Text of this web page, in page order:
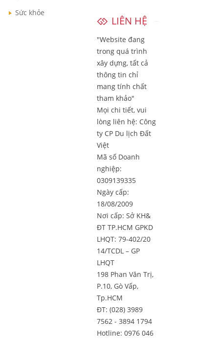
Sức khỏe
LIÊN HỆ
"Website đang
trong quá trình
xây dựng, tất cả
thông tin chỉ
mang tính chất
tham khảo"
Mọi chi tiết, vui
lòng liên hệ: Công
ty CP Du lịch Đất
Việt
Mã số Doanh
nghiệp:
0309139335
Ngày cấp:
18/08/2009
Nơi cấp: Sở KH&
ĐT TP.HCM GPKD
LHQT: 79-402/20
14/TCDL – GP
LHQT
198 Phan Văn Trị,
P.10, Gò Vấp,
Tp.HCM
ĐT: (028) 3989
7562 - 3894 1794
Hotline: 0976 046